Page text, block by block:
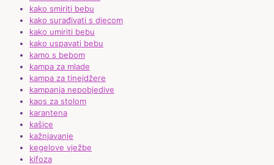
kako smiriti bebu
kako surađivati s djecom
kako umiriti bebu
kako uspavati bebu
kamo s bebom
kampa za mlade
kampa za tinejdžere
kampanja nepobjedive
kaos za stolom
karantena
kašice
kažnjavanje
kegelove vježbe
kifoza